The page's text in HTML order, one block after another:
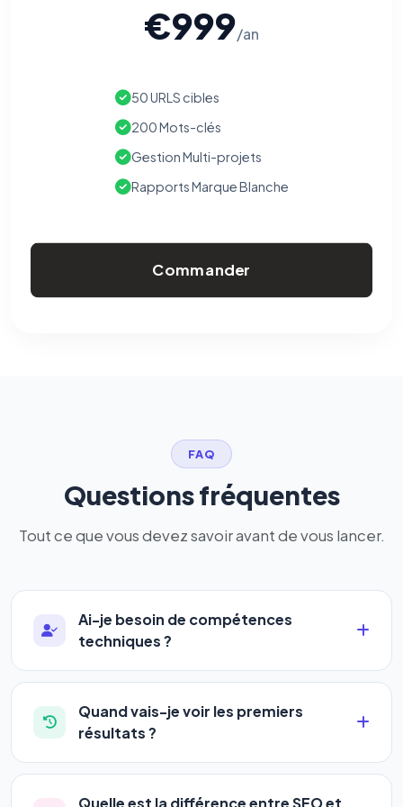
€999/an
50 URLS cibles
200 Mots-clés
Gestion Multi-projets
Rapports Marque Blanche
Commander
FAQ
Questions fréquentes
Tout ce que vous devez savoir avant de vous lancer.
Ai-je besoin de compétences
techniques ?
Absolument pas. Notre logiciel a été conçu pour
être accessible àtous les profils: artisans,
commerçants, auto-entrepreneurs, PME ou
complexe — vous renseignez l'adresse de votre
site, décrivez votre activité, et le logiciel gère tout
Quand vais-je voir les premiers
résultats ?
La plupart de nos utilisateurs observent une
amélioration de leur positionnement en4 à 6